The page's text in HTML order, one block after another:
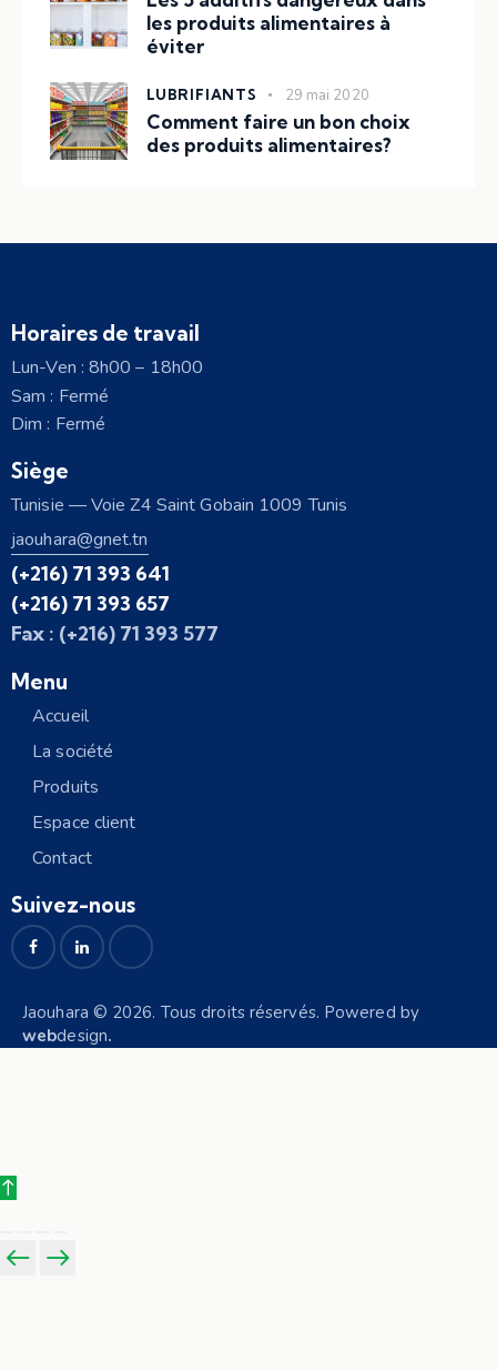
les produits alimentaires à
éviter
LUBRIFIANTS 29 mai 2020
Comment faire un bon choix
des produits alimentaires?
Horaires de travail
Lun-Ven : 8h00 – 18h00
Sam : Fermé
Dim : Fermé
Siège
Tunisie — Voie Z4 Saint Gobain 1009 Tunis
jaouhara@gnet.tn
(+216) 71 393 641
(+216) 71 393 657
Fax : (+216) 71 393 577
Menu
Accueil
La société
Produits
Espace client
Contact
Suivez-nous
Jaouhara © 2026. Tous droits réservés. Powered by
webdesign.